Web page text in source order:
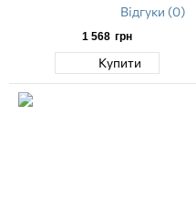
Відгуки (0)
1 568 грн
Купити